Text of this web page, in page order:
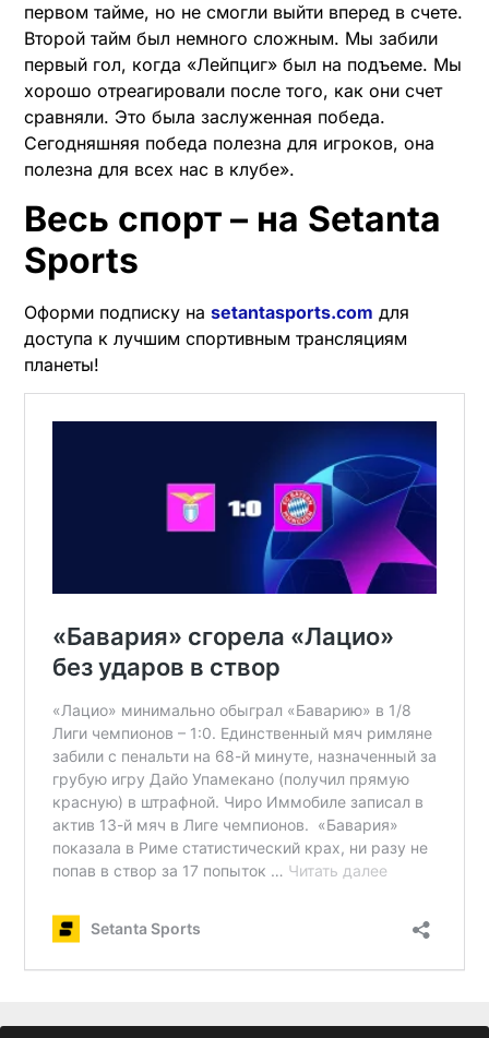
первом тайме, но не смогли выйти вперед в счете.
Второй тайм был немного сложным. Мы забили
первый гол, когда «Лейпциг» был на подъеме. Мы
хорошо отреагировали после того, как они счет
сравняли. Это была заслуженная победа.
Сегодняшняя победа полезна для игроков, она
полезна для всех нас в клубе».
Весь спорт – на Setanta
Sports
Оформи подписку на setantasports.com для
доступа к лучшим спортивным трансляциям
планеты!